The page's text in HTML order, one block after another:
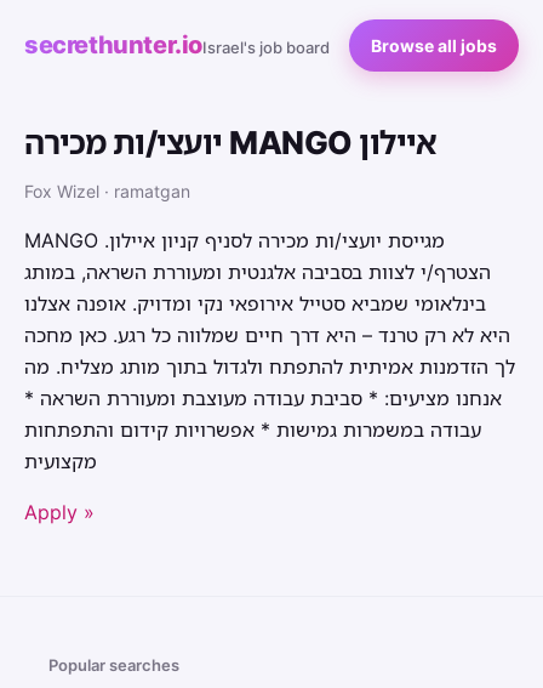
secrethunter.ioIsrael's job board Browse all jobs
יועצי/ות מכירה MANGO איילון
Fox Wizel · ramatgan
MANGO מגייסת יועצי/ות מכירה לסניף קניון איילון.
הצטרף/י לצוות בסביבה אלגנטית ומעוררת השראה, במותג
בינלאומי שמביא סטייל אירופאי נקי ומדויק. אופנה אצלנו
היא לא רק טרנד – היא דרך חיים שמלווה כל רגע. כאן מחכה
לך הזדמנות אמיתית להתפתח ולגדול בתוך מותג מצליח. מה
אנחנו מציעים: * סביבת עבודה מעוצבת ומעוררת השראה *
עבודה במשמרות גמישות * אפשרויות קידום והתפתחות
מקצועית
Apply »
Popular searches